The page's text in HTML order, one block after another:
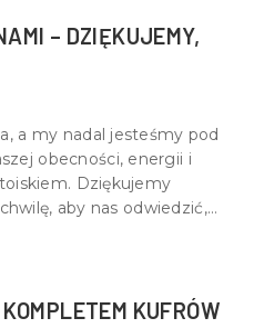
– DZIĘKUJEMY,
a my nadal jesteśmy pod
obecności, energii i
Dziękujemy
aby nas odwiedzić,
KUFRÓW